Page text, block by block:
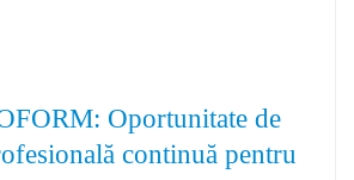
Oportunitate de
continuă pentru